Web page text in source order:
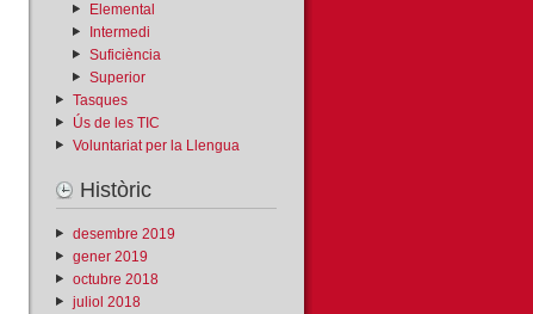
Elemental
Intermedi
Suficiència
Superior
Tasques
Ús de les TIC
Voluntariat per la Llengua
Històric
desembre 2019
gener 2019
octubre 2018
juliol 2018